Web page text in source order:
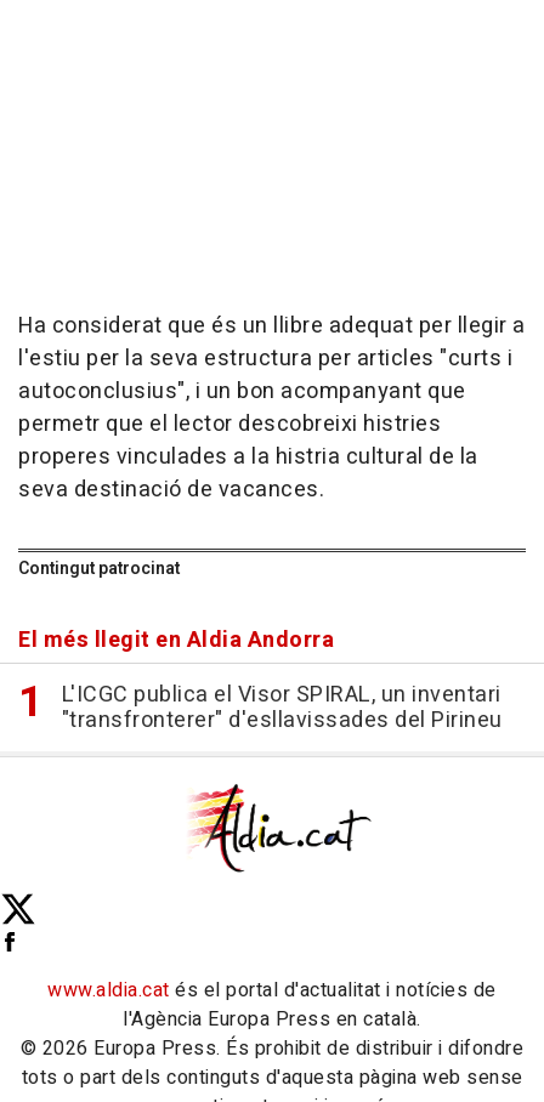
Ha considerat que és un llibre adequat per llegir a
l'estiu per la seva estructura per articles "curts i
autoconclusius", i un bon acompanyant que
permetr que el lector descobreixi histries
properes vinculades a la histria cultural de la
seva destinació de vacances.
Contingut patrocinat
El més llegit en Aldia Andorra
L'ICGC publica el Visor SPIRAL, un inventari
"transfronterer" d'esllavissades del Pirineu
www.aldia.cat és el portal d'actualitat i notícies de
l'Agència Europa Press en català.
© 2026 Europa Press. És prohibit de distribuir i difondre
tots o part dels continguts d'aquesta pàgina web sense